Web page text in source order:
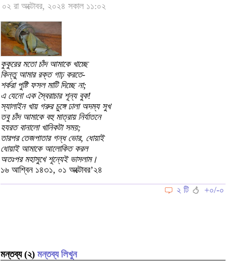
০২ রা অক্টোবর, ২০২৪ সকাল ১১:০২
কুকুরের মতো চাঁদ আমাকে খাচ্ছে
কিন্তু আমার রক্ত গাঢ় করতে-
শর্করা পুষ্টি ফসল মাটি দিচ্ছে না;
এ যেনো এক স্বৈরাচার শূন্য বুক!
স্যালাইন খায় গরুর চুঙ্গে ঢালা অদম্য সুখ
তবু চাঁদ আমাকে বহু মাত্রায় নির্যাতনে
হযরত বানালো খানিকটা সময়;
তারপর তেজপাতার গন্ধ ভোর, ধোয়াই
ধোয়াই আমাকে আলোকিত করল
অতঃপর মহাসুখে শূন্যেই ভাসলাম।
১৬ আশ্বিন ১৪৩১, ০১ অক্টোবর’২৪
২ টি
+০/-০
মন্তব্য (২) মন্তব্য লিখুন